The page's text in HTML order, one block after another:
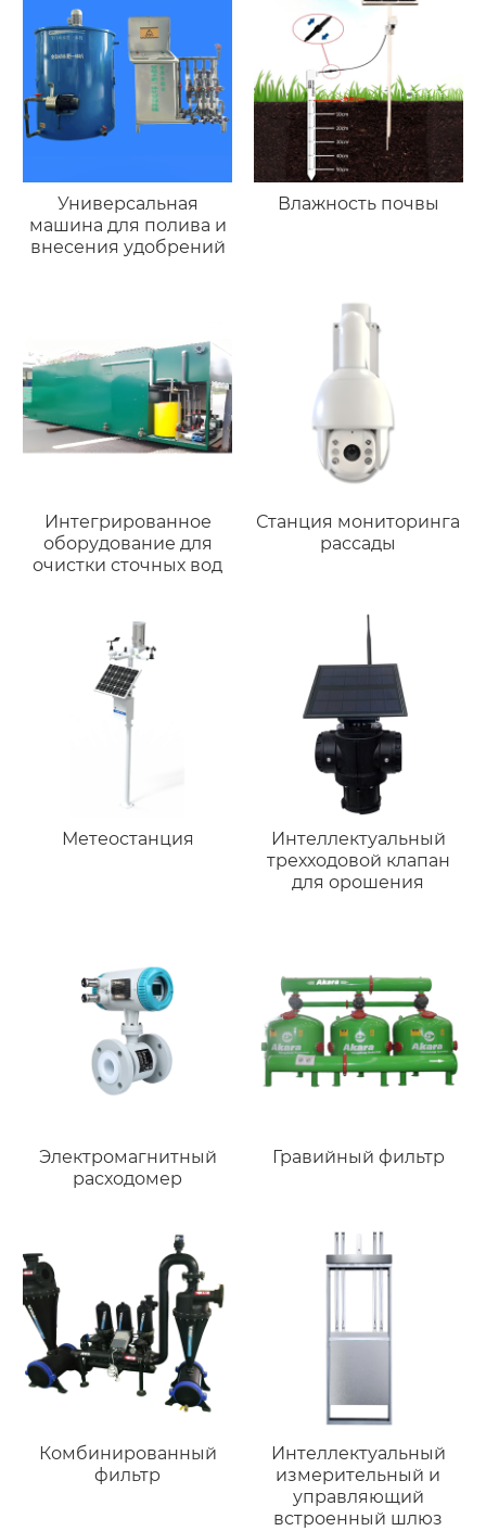
Универсальная
машина для полива и
внесения удобрений
Влажность почвы
Интегрированное
оборудование для
очистки сточных вод
Станция мониторинга
рассады
Метеостанция
Интеллектуальный
трехходовой клапан
для орошения
Электромагнитный
расходомер
Гравийный фильтр
Комбинированный
фильтр
Интеллектуальный
измерительный и
управляющий
встроенный шлюз